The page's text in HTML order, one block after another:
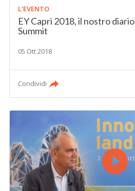
L'EVENTO
EY Capri 2018, il nostro
Summit
05 Ott 2018
Condividi